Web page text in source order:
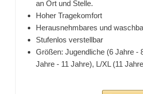
an Ort und Stelle.
Hoher Tragekomfort
Herausnehmbares und
Stufenlos verstellbar
Größen: Jugendliche (6 Jahre -
Jahre - 11 Jahre), L/XL (11